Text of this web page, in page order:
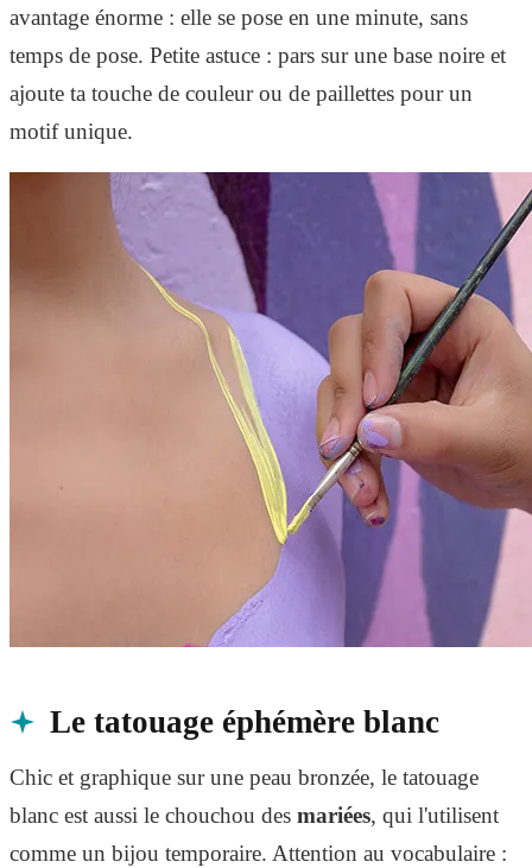
avantage énorme : elle se pose en une minute, sans
temps de pose. Petite astuce : pars sur une base noire et
ajoute ta touche de couleur ou de paillettes pour un
motif unique.
Le tatouage éphémère blanc
Chic et graphique sur une peau bronzée, le tatouage
blanc est aussi le chouchou des mariées, qui l'utilisent
comme un bijou temporaire. Attention au vocabulaire :